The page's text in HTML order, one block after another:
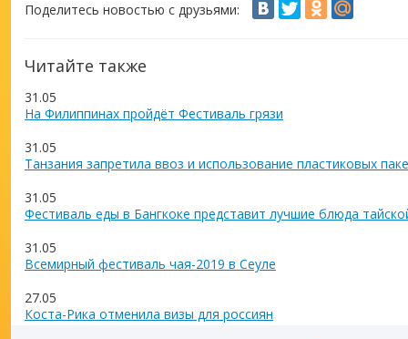
Поделитесь новостью с друзьями:
Читайте также
31.05
На Филиппинах пройдёт Фестиваль грязи
31.05
Танзания запретила ввоз и использование пластиковых
31.05
Фестиваль еды в Бангкоке представит лучшие блюда
31.05
Всемирный фестиваль чая-2019 в Сеуле
27.05
Коста-Рика отменила визы для россиян